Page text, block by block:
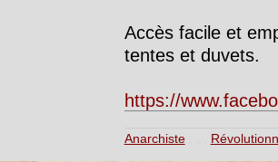
Accès facile et
tentes et duvets.
https://
Anarchiste